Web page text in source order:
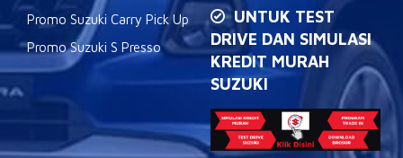
Promo Suzuki Carry Pick Up
Promo Suzuki S Presso
UNTUK TEST
DRIVE DAN SIMULASI
KREDIT MURAH
SUZUKI